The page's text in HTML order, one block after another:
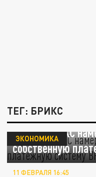
ТЕГ: БРИКС
Прайм: БРИКС
собственную
ЭКОНОМИКА
11 ФЕВРАЛЯ 16:45